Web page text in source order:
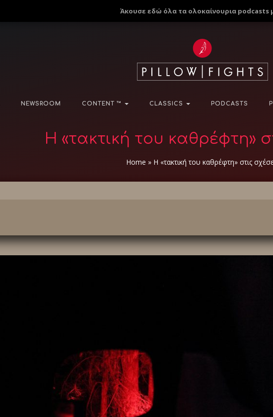
Άκουσε εδώ όλα τα ολοκαίνουρια podcasts
NEWSROOM CONTENT ™ CLASSICS PODCASTS
Η «τακτική του καθρέφτη»
Home » Η «τακτική του καθρέφτη» στις